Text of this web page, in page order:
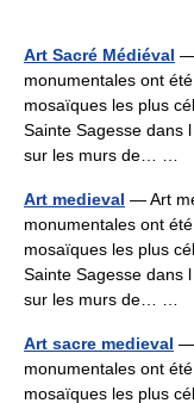
Art Sacré Médiéval —
monumentales ont
mosaïques les plus
Sainte Sagesse dans
sur les murs de… …
Art medieval — Art
monumentales ont
mosaïques les plus
Sainte Sagesse dans
sur les murs de… …
Art sacre medieval —
monumentales ont
mosaïques les plus